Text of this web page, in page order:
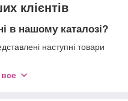
клієнтів
в нашому каталозі?
наступні товари
і педикюрних